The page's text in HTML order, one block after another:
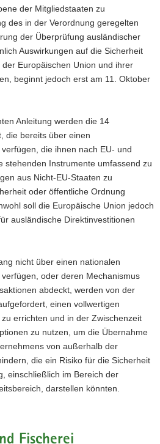
der Mitgliedstaaten zu
des in der Verordnung geregelten
der Überprüfung ausländischer
Auswirkungen auf die Sicherheit
Europäischen Union und ihrer
beginnt jedoch erst am 11. Oktober
Anleitung werden die 14
die bereits über einen
die ihnen nach EU- und
stehenden Instrumente umfassend zu
aus Nicht-EU-Staaten zu
oder öffentliche Ordnung
soll die Europäische Union jedoch
ausländische Direktinvestitionen
nicht über einen nationalen
oder deren Mechanismus
abdeckt, werden von der
einen vollwertigen
errichten und in der Zwischenzeit
zu nutzen, um die Übernahme
von außerhalb der
die ein Risiko für die Sicherheit
einschließlich im Bereich der
darstellen könnten.
Fischerei